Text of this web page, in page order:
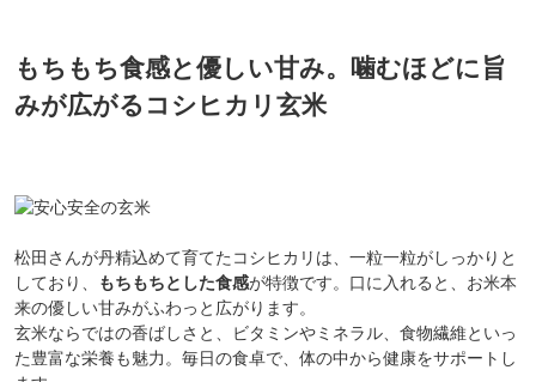
もちもち食感と優しい甘み。噛むほどに旨
みが広がるコシヒカリ玄米
松田さんが丹精込めて育てたコシヒカリは、一粒一粒がしっかりと
しており、
もちもちとした食感が特徴です。口に入れると、お米本
来の優しい甘みがふわっと広がります。
玄米ならではの香ばしさと、ビタミンやミネラル、食物繊維といっ
た豊富な栄養も魅力。毎日の食卓で、体の中から健康をサポートし